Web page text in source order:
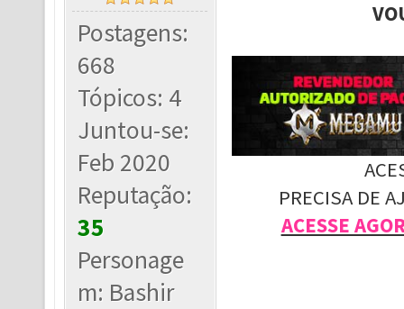
Postagens:
668
Tópicos: 4
Juntou-se:
Feb 2020
Reputação:
35
Personage
m: Bashir
PRECISA DE
ACESSE